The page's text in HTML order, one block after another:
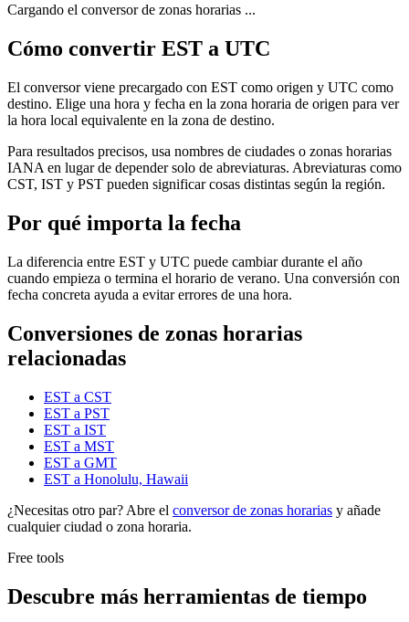
Cargando el conversor de zonas horarias ...
Cómo convertir EST a UTC
El conversor viene precargado con EST como origen y UTC como
destino. Elige una hora y fecha en la zona horaria de origen para ver
la hora local equivalente en la zona de destino.
Para resultados precisos, usa nombres de ciudades o zonas horarias
IANA en lugar de depender solo de abreviaturas. Abreviaturas como
CST, IST y PST pueden significar cosas distintas según la región.
Por qué importa la fecha
La diferencia entre EST y UTC puede cambiar durante el año
cuando empieza o termina el horario de verano. Una conversión con
fecha concreta ayuda a evitar errores de una hora.
Conversiones de zonas horarias
relacionadas
EST a CST
EST a PST
EST a IST
EST a MST
EST a GMT
EST a Honolulu, Hawaii
¿Necesitas otro par? Abre el conversor de zonas horarias y añade
cualquier ciudad o zona horaria.
Free tools
Descubre más herramientas de tiempo